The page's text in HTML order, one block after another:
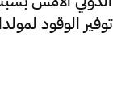
توفير الوقود